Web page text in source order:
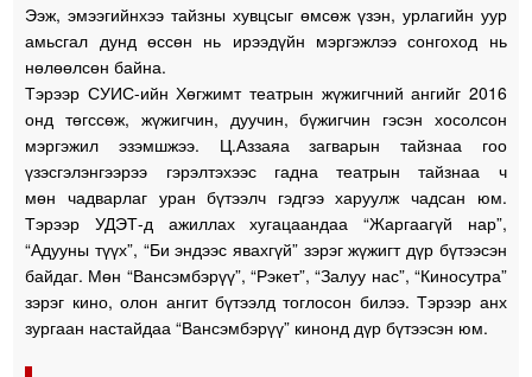
Ээж, эмээгийнхээ тайзны хувцсыг өмсөж үзэн, урлагийн уур
амьсгал дунд өссөн нь ирээдүйн мэргэжлээ сонгоход нь
нөлөөлсөн байна.
Тэрээр СУИС-ийн Хөгжимт театрын жүжигчний ангийг 2016
онд төгссөж, жүжигчин, дуучин, бүжигчин гэсэн хосолсон
мэргэжил эзэмшжээ. Ц.Аззаяа загварын тайзнаа гоо
үзэсгэлэнгээрээ гэрэлтэхээс гадна театрын тайзнаа ч
мөн чадварлаг уран бүтээлч гэдгээ харуулж чадсан юм.
Тэрээр УДЭТ-д ажиллах хугацаандаа “Жаргаагүй нар”,
“Адууны түүх”, “Би эндээс явахгүй” зэрэг жүжигт дүр бүтээсэн
байдаг. Мөн “Вансэмбэрүү”, “Рэкет”, “Залуу нас”, “Киносутра”
зэрэг кино, олон ангит бүтээлд тоглосон билээ. Тэрээр анх
зургаан настайдаа “Вансэмбэрүү” кинонд дүр бүтээсэн юм.